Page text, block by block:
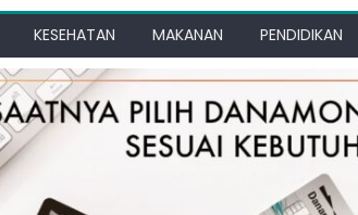
KESEHATAN MAKANAN PENDIDIKAN